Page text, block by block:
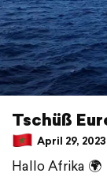
Tschüß
April 29,
Hallo Afrika 🌍